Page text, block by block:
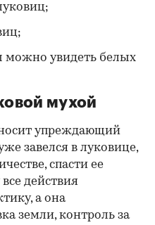
можно увидеть белых
мухой
упреждающий
завелся в луковице,
спасти ее
действия
а она
земли, контроль за